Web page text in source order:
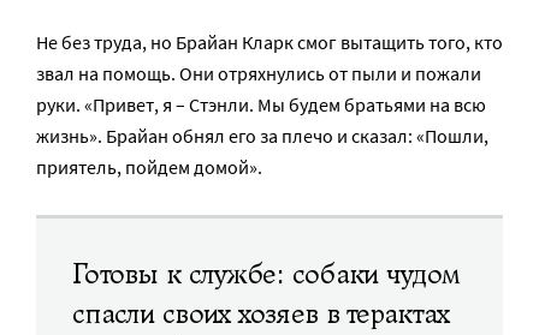
Не без труда, но Брайан Кларк смог вытащить того, кто
звал на помощь. Они отряхнулись от пыли и пожали
руки. «Привет, я – Стэнли. Мы будем братьями на всю
жизнь». Брайан обнял его за плечо и сказал: «Пошли,
приятель, пойдем домой».
Готовы к службе: собаки чудом
спасли своих хозяев в терактах